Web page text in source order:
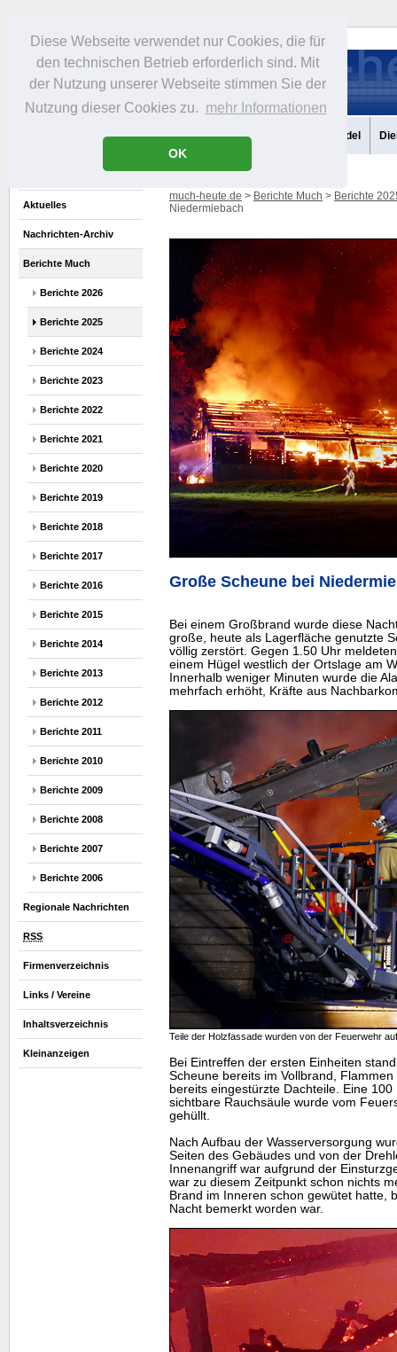
Diese Webseite verwendet nur Cookies, die für
den technischen Betrieb erforderlich sind. Mit
der Nutzung unserer Webseite stimmen Sie der
Nutzung dieser Cookies zu. mehr Informationen
OK
Portrait Infos Freizeit Gastronomie Handel
Aktuelles
Nachrichten-Archiv
Berichte Much
Berichte 2026
Berichte 2025
Berichte 2024
Berichte 2023
Berichte 2022
Berichte 2021
Berichte 2020
Berichte 2019
Berichte 2018
Berichte 2017
Berichte 2016
Berichte 2015
Berichte 2014
Berichte 2013
Berichte 2012
Berichte 2011
Berichte 2010
Berichte 2009
Berichte 2008
Berichte 2007
Berichte 2006
Regionale Nachrichten
RSS
Firmenverzeichnis
Links / Vereine
Inhaltsverzeichnis
Kleinanzeigen
much-heute.de > Berichte Much > Berichte
Niedermiebach
Große Scheune bei
Bei einem Großbrand wurde diese
große, heute als Lagerfläche genutzte
völlig zerstört. Gegen 1.50 Uhr
einem Hügel westlich der Ortslage am
Innerhalb weniger Minuten wurde die
mehrfach erhöht, Kräfte aus
Teile der Holzfassade wurden von der Feuerwehr
Bei Eintreffen der ersten Einheiten
Scheune bereits im Vollbrand,
bereits eingestürzte Dachteile. Eine
sichtbare Rauchsäule wurde vom
gehüllt.
Nach Aufbau der Wasserversorgung
Seiten des Gebäudes und von der
Innenangriff war aufgrund der
war zu diesem Zeitpunkt schon nichts
Brand im Inneren schon gewütet hatte,
Nacht bemerkt worden war.